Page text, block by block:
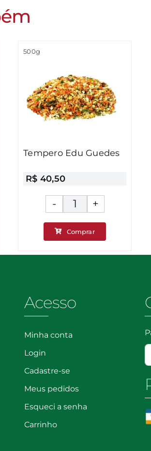
500g
Tempero Edu Guedes
R$ 40,50
Tempero
Edu
Guedes
quantidade
Comprar
Acesso
Minha conta
Login
Cadastre-se
Meus pedidos
Esqueci a senha
Carrinho